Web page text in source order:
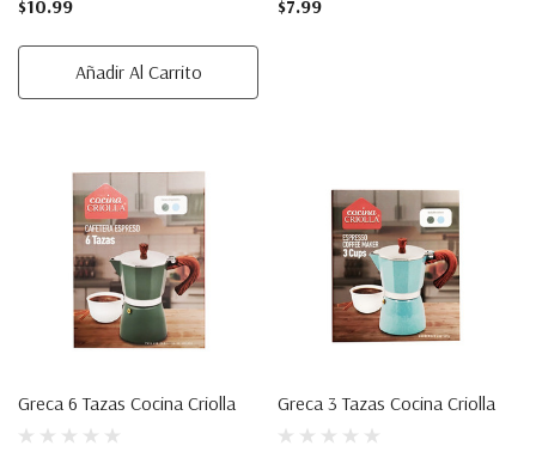
$10.99
Añadir Al Carrito
$7.99
Greca 6 Tazas Cocina Criolla Greca 3 Tazas Cocina Criolla